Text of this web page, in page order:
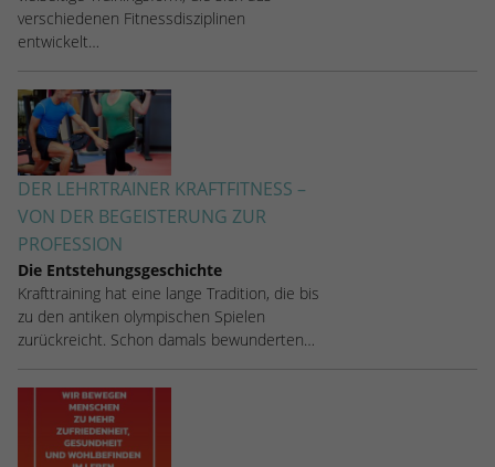
verschiedenen Fitnessdisziplinen
entwickelt…
DER LEHRTRAINER KRAFTFITNESS –
VON DER BEGEISTERUNG ZUR
PROFESSION
Die Entstehungsgeschichte
Krafttraining hat eine lange Tradition, die bis
zu den antiken olympischen Spielen
zurückreicht. Schon damals bewunderten…
kann der eingeloggte Benutzer
wiedererkannt werden und es wird ihm
speichern Informationen anonym und
identifizieren.
Name
Anbieter Google Analytics
Laufzeit 1 Tag
Zweck
Dieses Cookie wird von Google Analytics
installiert. Das Cookie wird verwendet, um